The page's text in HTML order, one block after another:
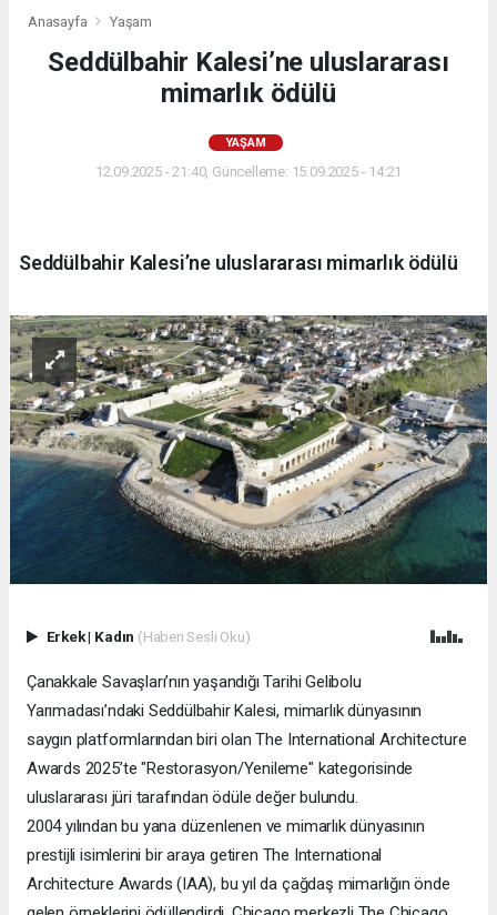
Anasayfa Yaşam
Seddülbahir Kalesi’ne uluslararası
mimarlık ödülü
YAŞAM
12.09.2025 - 21:40, Güncelleme: 15.09.2025 - 14:21
Seddülbahir Kalesi’ne uluslararası mimarlık ödülü
Erkek| Kadın (Haberi Sesli Oku)
Çanakkale Savaşları’nın yaşandığı Tarihi Gelibolu
Yarımadası’ndaki Seddülbahir Kalesi, mimarlık dünyasının
saygın platformlarından biri olan The International Architecture
Awards 2025’te "Restorasyon/Yenileme" kategorisinde
uluslararası jüri tarafından ödüle değer bulundu.
2004 yılından bu yana düzenlenen ve mimarlık dünyasının
prestijli isimlerini bir araya getiren The International
Architecture Awards (IAA), bu yıl da çağdaş mimarlığın önde